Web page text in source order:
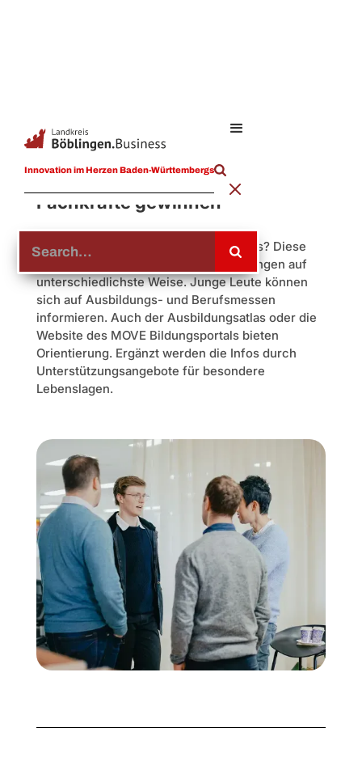
Innovation im Herzen Baden-Württembergs
Zukunftsregion Landkreis
Böblingen: Talente fördern –
Fachkräfte gewinnen
Wie sieht meine berufliche Zukunft aus? Diese
Frage beantwortet der Landkreis Böblingen auf
unterschiedlichste Weise. Junge Leute können
sich auf Ausbildungs- und Berufsmessen
informieren. Auch der Ausbildungsatlas oder die
Website des MOVE Bildungsportals bieten
Orientierung. Ergänzt werden die Infos durch
Unterstützungsangebote für besondere
Lebenslagen.